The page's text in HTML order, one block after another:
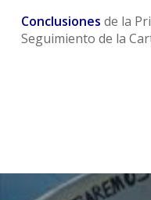
Conclusiones de la
Seguimiento de la